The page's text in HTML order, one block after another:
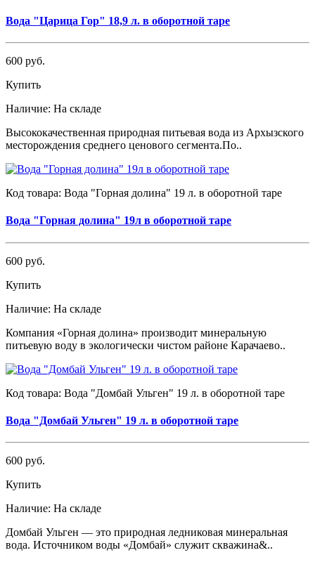
Вода "Царица Гор" 18,9 л. в оборотной таре
600 руб.
Купить
Наличие: На складе
Высококачественная природная питьевая вода из Архызского
месторождения среднего ценового сегмента.По..
Код товара: Вода "Горная долина" 19 л. в оборотной таре
Вода "Горная долина" 19л в оборотной таре
600 руб.
Купить
Наличие: На складе
Компания «Горная долина» производит минеральную
питьевую воду в экологически чистом районе Карачаево..
Код товара: Вода "Домбай Ульген" 19 л. в оборотной таре
Вода "Домбай Ульген" 19 л. в оборотной таре
600 руб.
Купить
Наличие: На складе
Домбай Ульген ― это природная ледниковая минеральная
вода. Источником воды «Домбай» служит скважина&..